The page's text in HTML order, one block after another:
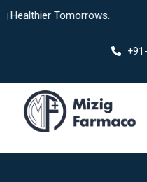
Tomorrows.